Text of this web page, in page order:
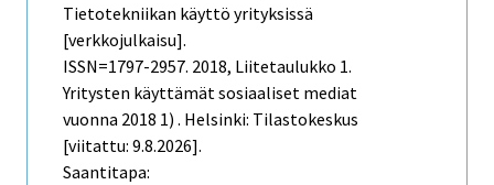
Tietotekniikan käyttö yrityksissä
[verkkojulkaisu].
ISSN=1797-2957. 2018, Liitetaulukko 1.
Yritysten käyttämät sosiaaliset mediat
vuonna 2018 1) . Helsinki: Tilastokeskus
[viitattu: 9.8.2026].
Saantitapa: